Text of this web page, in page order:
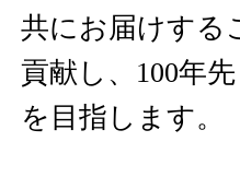
共にお届けする
貢献し、100年
を目指します。